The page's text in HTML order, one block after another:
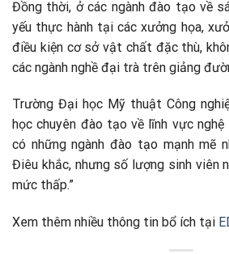
Đồng thời, ở các ngành đào tạo về
yếu thực hành tại các xưởng họa,
điều kiện cơ sở vật chất đặc thù,
các ngành nghề đại trà trên giảng
Trường Đại học Mỹ thuật Công
học chuyên đào tạo về lĩnh vực
có những ngành đào tạo mạnh mẽ
Điêu khắc, nhưng số lượng sinh viên
mức thấp.”
Xem thêm nhiều thông tin bổ ích tại